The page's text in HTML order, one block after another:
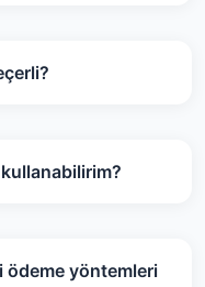
ödeme yöntemleri